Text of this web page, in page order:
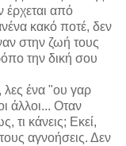
έρχεται από
κακό ποτέ, δεν
στην ζωή τους
την δική σου
λες ένα "ου γαρ
άλλοι... Οταν
τι κάνεις; Εκεί,
αγνοήσεις. Δεν